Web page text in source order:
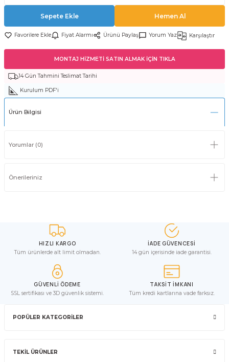
Sepete Ekle Hemen Al
Fiyat Alarmı Ürünü Paylaş Yorum Yaz Karşılaştır
MONTAJ HİZMETİ SATIN ALMAK İÇİN TIKLA
14 Gün Tahmini Teslimat Tarihi
Kurulum PDF'i
Ürün Bilgisi
Yorumlar (0)
Önerileriniz
HIZLI KARGO
Tüm ürünlerde alt limit olmadan.
İADE GÜVENCESİ
14 gün içerisinde iade garantisi.
GÜVENLİ ÖDEME
SSL sertifikası ve 3D güvenlik sistemi.
TAKSİT İMKANI
Tüm kredi kartlarına vade farksız.
POPÜLER KATEGORİLER
TEKİL ÜRÜNLER